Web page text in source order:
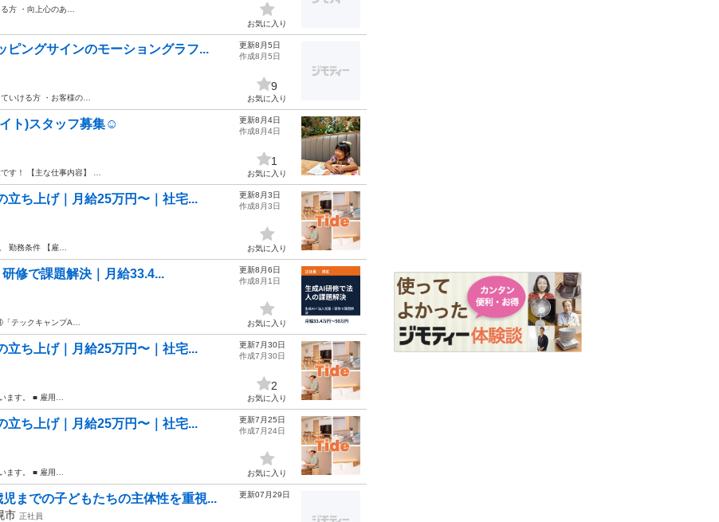
方 ・向上心のあ…
お気に入り
ングサインのモーショングラフ...
いける方 ・お客様の…
更新8月5日
作成8月5日
9
お気に入り
ト)スタッフ募集☺︎
す！ 【主な仕事内容】 …
更新8月4日
作成8月4日
1
お気に入り
立ち上げ｜月給25万円〜｜社宅...
勤務条件 【雇…
更新8月3日
作成8月3日
お気に入り
修で課題解決｜月給33.4...
テックキャンプA…
更新8月6日
作成8月1日
お気に入り
立ち上げ｜月給25万円〜｜社宅...
ます。 ■ 雇用…
更新7月30日
作成7月30日
2
お気に入り
立ち上げ｜月給25万円〜｜社宅...
ます。 ■ 雇用…
更新7月25日
作成7月24日
お気に入り
までの子どもたちの主体性を重視...
市 正社員
更新07月29日